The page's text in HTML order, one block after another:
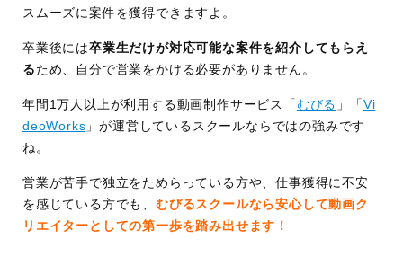
スムーズに案件を獲得できますよ。
卒業後には卒業生だけが対応可能な案件を紹介してもらえ
る ため、自分で営業をかける必要がありません。
年間1万人以上が利用する動画制作サービス「 むびる 」「 Vi
deoWorks 」が運営しているスクールならではの強みです
ね。
営業が苦手で独立をためらっている方や、仕事獲得に不安
を感じている方でも、 むびるスクールなら安心して動画ク
リエイターとしての第一歩を踏み出せます！